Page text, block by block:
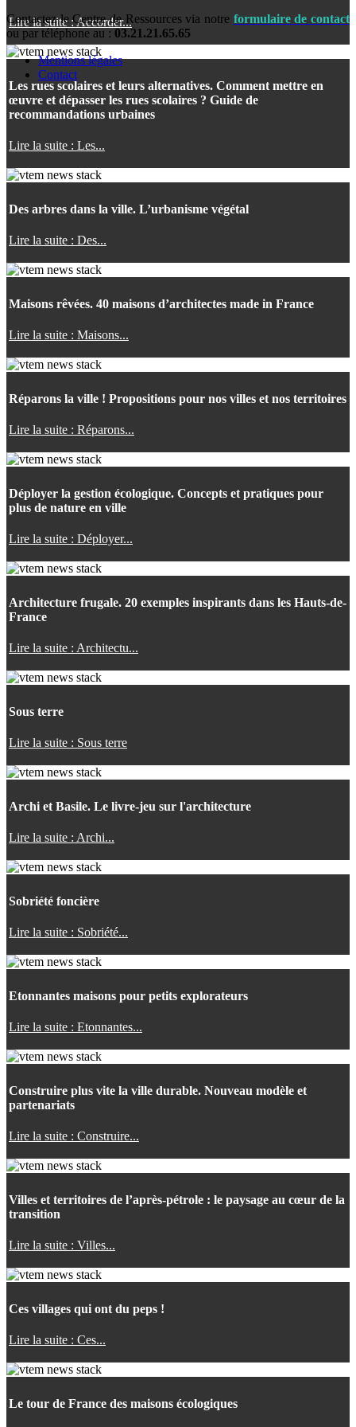
Lire la suite : Accorder...
Les rues scolaires et leurs alternatives. Comment mettre en
œuvre et dépasser les rues scolaires ? Guide de
recommandations urbaines
Lire la suite : Les...
Des arbres dans la ville. L’urbanisme végétal
Lire la suite : Des...
Maisons rêvées. 40 maisons d’architectes made in France
Lire la suite : Maisons...
Réparons la ville ! Propositions pour nos villes et nos territoires
Lire la suite : Réparons...
Déployer la gestion écologique. Concepts et pratiques pour
plus de nature en ville
Lire la suite : Déployer...
Architecture frugale. 20 exemples inspirants dans les Hauts-de-
France
Lire la suite : Architectu...
Sous terre
Lire la suite : Sous terre
Archi et Basile. Le livre-jeu sur l'architecture
Lire la suite : Archi...
Sobriété foncière
Lire la suite : Sobriété...
Etonnantes maisons pour petits explorateurs
Lire la suite : Etonnantes...
Construire plus vite la ville durable. Nouveau modèle et
partenariats
Lire la suite : Construire...
Villes et territoires de l’après-pétrole : le paysage au cœur de la
transition
Lire la suite : Villes...
Ces villages qui ont du peps !
Lire la suite : Ces...
Le tour de France des maisons écologiques
Contactez le Centre de Ressources via notre formulaire de contact
ou par téléphone au : 03.21.21.65.65
Mentions légales
Contact